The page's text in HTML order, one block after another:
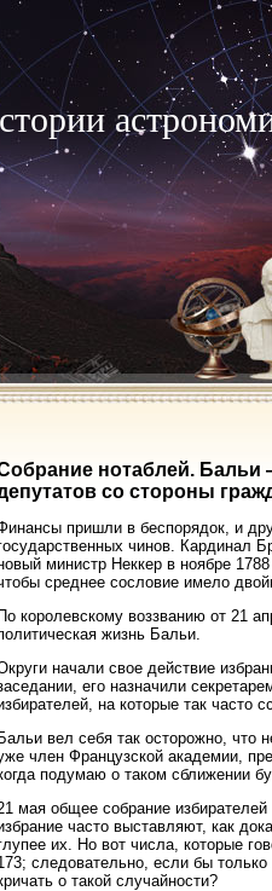
нотаблей. Бальи
со стороны
пришли в беспорядок, и
чинов. Кардинал
министр Неккер в ноябре
среднее сословие имело
королевскому воззванию от 21
жизнь Бальи.
начали свое действие
его назначили
на которые так часто
вел себя так осторожно, что
член Французской академии,
подумаю о таком сближении
мая общее собрание
часто выставляют, как
их. Но вот числа, которые
следовательно, если бы
о такой случайности?